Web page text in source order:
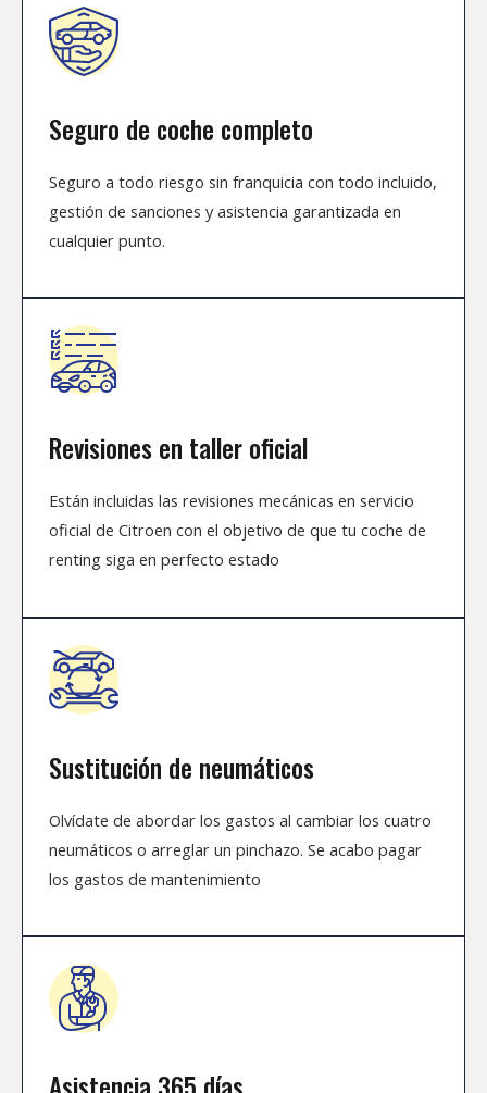
Seguro de coche completo
Seguro a todo riesgo sin franquicia con todo incluido,
gestión de sanciones y asistencia garantizada en
cualquier punto.
Revisiones en taller oficial
Están incluidas las revisiones mecánicas en servicio
oficial de Citroen con el objetivo de que tu coche de
renting siga en perfecto estado
Sustitución de neumáticos
Olvídate de abordar los gastos al cambiar los cuatro
neumáticos o arreglar un pinchazo. Se acabo pagar
los gastos de mantenimiento